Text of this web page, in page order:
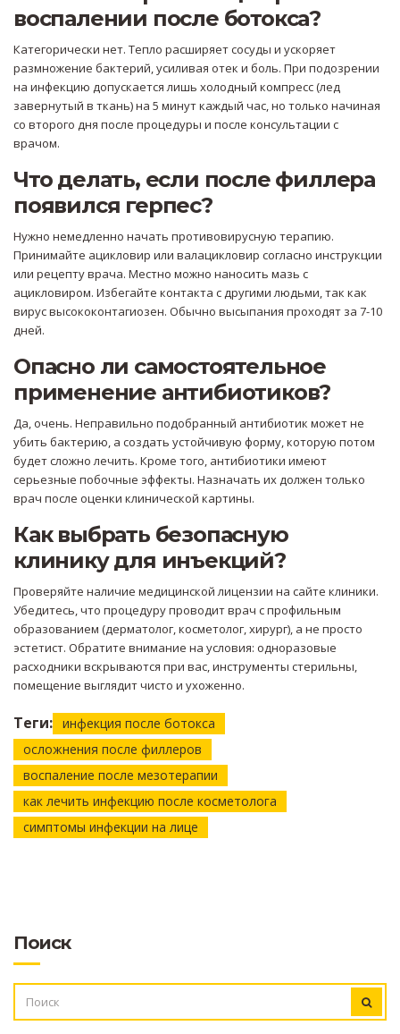
воспалении после ботокса?
Категорически нет. Тепло расширяет сосуды и ускоряет
размножение бактерий, усиливая отек и боль. При подозрении
на инфекцию допускается лишь холодный компресс (лед
завернутый в ткань) на 5 минут каждый час, но только начиная
со второго дня после процедуры и после консультации с
врачом.
Что делать, если после филлера
появился герпес?
Нужно немедленно начать противовирусную терапию.
Принимайте ацикловир или валацикловир согласно инструкции
или рецепту врача. Местно можно наносить мазь с
ацикловиром. Избегайте контакта с другими людьми, так как
вирус высококонтагиозен. Обычно высыпания проходят за 7-10
дней.
Опасно ли самостоятельное
применение антибиотиков?
Да, очень. Неправильно подобранный антибиотик может не
убить бактерию, а создать устойчивую форму, которую потом
будет сложно лечить. Кроме того, антибиотики имеют
серьезные побочные эффекты. Назначать их должен только
врач после оценки клинической картины.
Как выбрать безопасную
клинику для инъекций?
Проверяйте наличие медицинской лицензии на сайте клиники.
Убедитесь, что процедуру проводит врач с профильным
образованием (дерматолог, косметолог, хирург), а не просто
эстетист. Обратите внимание на условия: одноразовые
расходники вскрываются при вас, инструменты стерильны,
помещение выглядит чисто и ухоженно.
Теги: инфекция после ботокса
осложнения после филлеров
воспаление после мезотерапии
как лечить инфекцию после косметолога
симптомы инфекции на лице
Поиск